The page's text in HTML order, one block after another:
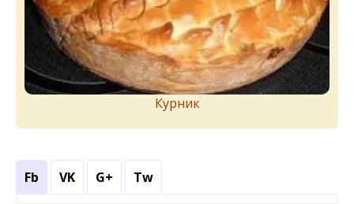
Курник
Fb VK G+ Tw